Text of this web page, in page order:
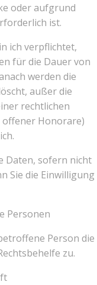
oder aufgrund
ist.
ich verpflichtet,
für die Dauer von
werden die
außer die
rechtlichen
offener Honorare)
Daten, sofern nicht
Sie die Einwilligung
Personen
Person die
zu.